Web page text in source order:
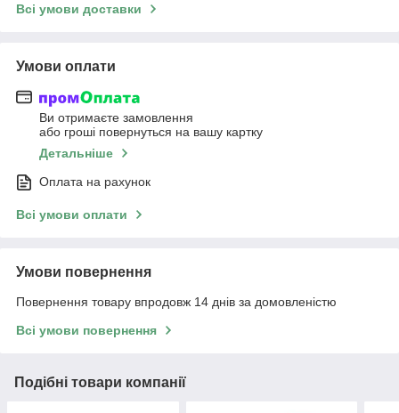
Всі умови доставки
Умови оплати
Ви отримаєте замовлення
або гроші повернуться на вашу картку
Детальніше
Оплата на рахунок
Всі умови оплати
Умови повернення
Повернення товару впродовж 14 днів за домовленістю
Всі умови повернення
Подібні товари компанії